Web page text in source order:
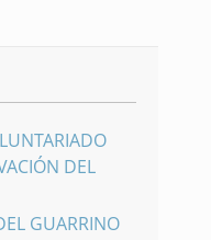
DEL
GUARRINO